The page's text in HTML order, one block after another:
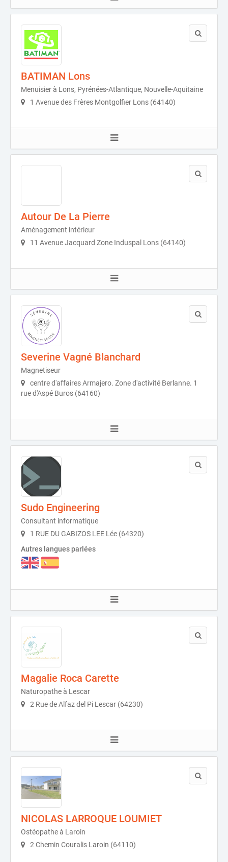
BATIMAN Lons
Menuisier à Lons, Pyrénées-Atlantique, Nouvelle-Aquitaine
1 Avenue des Frères Montgolfier Lons (64140)
Autour De La Pierre
Aménagement intérieur
11 Avenue Jacquard Zone Induspal Lons (64140)
Severine Vagné Blanchard
Magnetiseur
centre d'affaires Armajero. Zone d'activité Berlanne. 1
rue d'Aspé Buros (64160)
Sudo Engineering
Consultant informatique
1 RUE DU GABIZOS LEE Lée (64320)
Autres langues parlées
Magalie Roca Carette
Naturopathe à Lescar
2 Rue de Alfaz del Pi Lescar (64230)
NICOLAS LARROQUE LOUMIET
Ostéopathe à Laroin
2 Chemin Couralis Laroin (64110)